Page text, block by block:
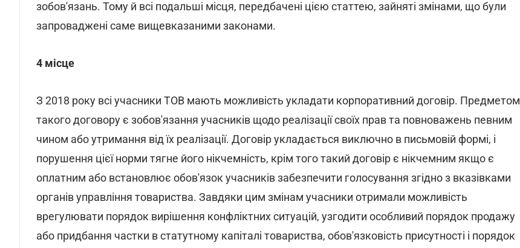
зобов'язань. Тому й всі подальші місця, передбачені цією статтею, зайняті змінами, що були
запроваджені саме вищевказаними законами.
4 місце
З 2018 року всі учасники ТОВ мають можливість укладати корпоративний договір. Предметом
такого договору є зобов'язання учасників щодо реалізації своїх прав та повноважень певним
чином або утримання від їх реалізації. Договір укладається виключно в письмовій формі, і
порушення цієї норми тягне його нікчемність, крім того такий договір є нікчемним якщо є
оплатним або встановлює обов'язок учасників забезпечити голосування згідно з вказівками
органів управління товариства. Завдяки цим змінам учасники отримали можливість
врегулювати порядок вирішення конфліктних ситуацій, узгодити особливий порядок продажу
або придбання частки в статутному капіталі товариства, обов'язковість присутності і порядок